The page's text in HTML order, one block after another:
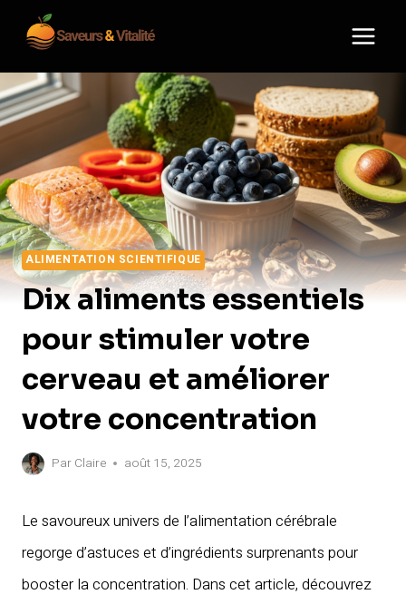
contenu
ALIMENTATION SCIENTIFIQUE
Dix aliments essentiels
pour stimuler votre
cerveau et améliorer
votre concentration
Par Claire août 15, 2025
Le savoureux univers de l’alimentation cérébrale
regorge d’astuces et d’ingrédients surprenants pour
booster la concentration. Dans cet article, découvrez